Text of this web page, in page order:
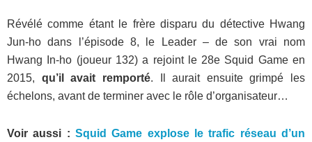
Révélé comme étant le frère disparu du détective Hwang
Jun-ho dans l’épisode 8, le Leader – de son vrai nom
Hwang In-ho (joueur 132) a rejoint le 28e Squid Game en
2015, qu’il avait remporté. Il aurait ensuite grimpé les
échelons, avant de terminer avec le rôle d’organisateur…
Voir aussi : Squid Game explose le trafic réseau d’un